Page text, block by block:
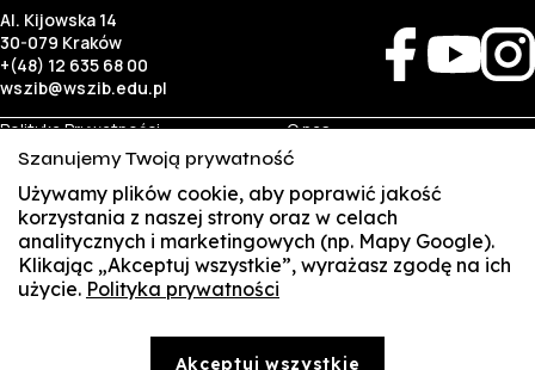
Al. Kijowska 14
30-079 Kraków
+(48) 12 635 68 00
wszib@wszib.edu.pl
Polityka Prywatności
RODO
Identyfikacja wizualna
O nas
Rekrutacja
Studia
Kontakt
Biznes
Wynajem sal
Targi pracy
Student
Multis Multum
Treści zawarte na stronie www.wszib.edu.pl oraz jej podstronach stanowią, o ile nie wskazano
Szanujemy Twoją prywatność
Używamy plików cookie, aby poprawić jakość
korzystania z naszej strony oraz w celach
analitycznych i marketingowych (np. Mapy Google).
Klikając „Akceptuj wszystkie”, wyrażasz zgodę na ich
użycie. Polityka prywatności
Akceptuj wszystkie